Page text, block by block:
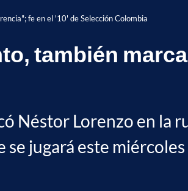
fe en el '10' de Selección Colombia
también
Néstor Lorenzo en la
jugará este